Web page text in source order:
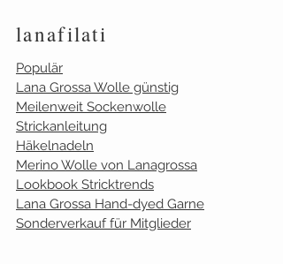
lanafilati
Populär
Lana Grossa Wolle günstig
Meilenweit Sockenwolle
Strickanleitung
Häkelnadeln
Merino Wolle von Lanagrossa
Lookbook Stricktrends
Lana Grossa Hand-dyed Garne
Sonderverkauf für Mitglieder